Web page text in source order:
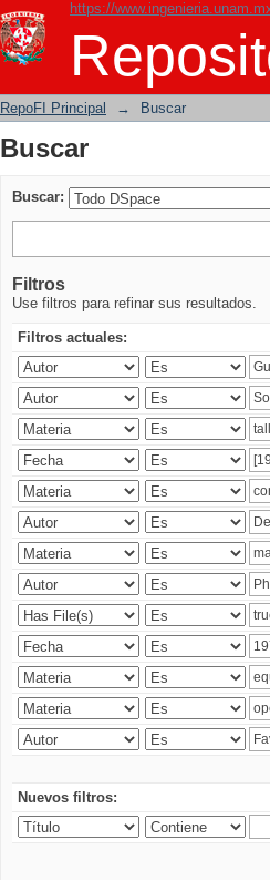
https://
Buscar
RepoFI Principal → Buscar
Buscar
Buscar:
Filtros
Use filtros para refinar sus resultados.
Filtros actuales:
Nuevos filtros: